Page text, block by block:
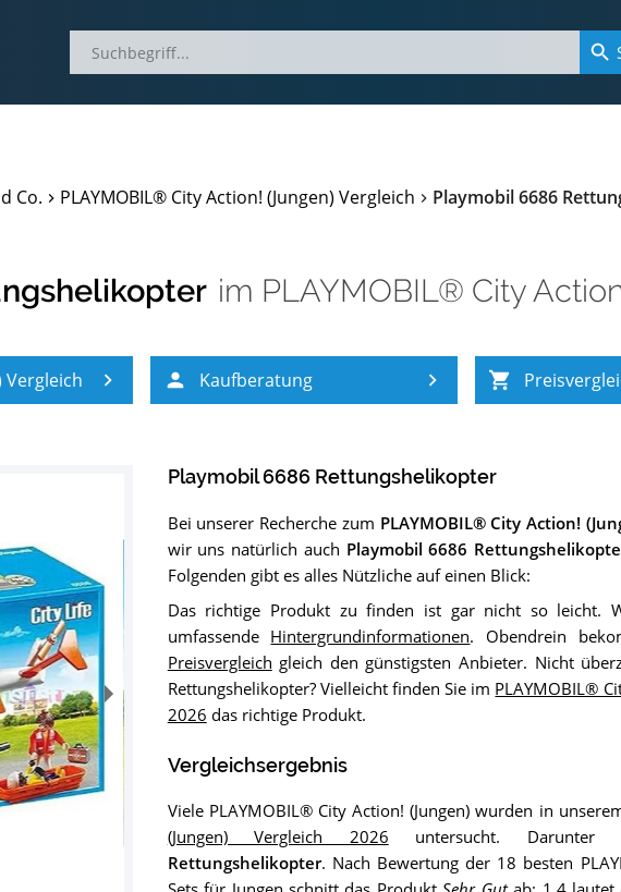
Co. PLAYMOBIL® City Action! (Jungen) Vergleich Playmobil 6686
im PLAYMOBIL® City
Vergleich Kaufberatung
Playmobil 6686 Rettungshelikopter
Bei unserer Recherche zum PLAYMOBIL® City Action!
wir uns natürlich auch Playmobil 6686
Folgenden gibt es alles Nützliche auf einen Blick:
Das richtige Produkt zu finden ist gar nicht so leicht.
umfassende Hintergrundinformationen. Obendrein
Preisvergleich gleich den günstigsten Anbieter. Nicht
Rettungshelikopter? Vielleicht finden Sie im PLAYMOBIL®
2026 das richtige Produkt.
Vergleichsergebnis
Viele PLAYMOBIL® City Action! (Jungen) wurden in
(Jungen) Vergleich 2026 untersucht. Darunter
Rettungshelikopter. Nach Bewertung der 18 besten